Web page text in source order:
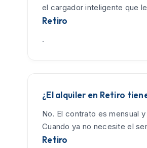
el cargador inteligente que
Retiro
.
¿El alquiler en Retiro
No. El contrato es mensual
Cuando ya no necesite el
Retiro